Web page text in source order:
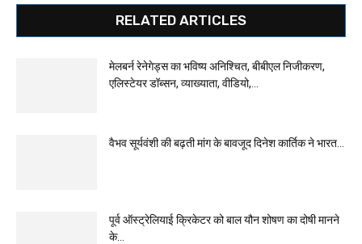
RELATED ARTICLES
मेलबर्न रेनेगेड्स का भविष्य अनिश्चित, बीबीएल निजीकरण,
एलिस्टेयर डॉब्सन, व्याख्याता, वीडियो,...
वैभव सूर्यवंशी की बढ़ती मांग के बावजूद दिनेश कार्तिक ने भारत...
पूर्व ऑस्ट्रेलियाई क्रिकेटर को बाल यौन शोषण का दोषी मानने
के...